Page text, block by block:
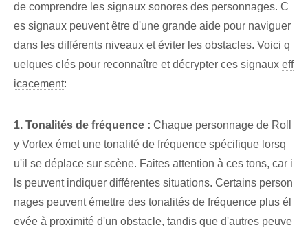
de comprendre les signaux sonores des personnages. C
es signaux peuvent être d'une grande aide pour naviguer
dans les différents niveaux et éviter les obstacles. Voici q
uelques clés pour reconnaître et décrypter ces signaux eff
icacement:
1. Tonalités de fréquence : Chaque personnage de Roll
y Vortex émet une tonalité de fréquence spécifique lorsq
u'il se déplace sur scène. Faites attention à ces tons, car i
ls peuvent indiquer différentes situations. Certains person
nages peuvent émettre des tonalités de fréquence plus él
evée à proximité d'un obstacle, tandis que d'autres peuve